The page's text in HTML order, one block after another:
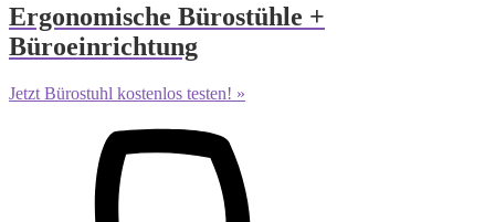
Ergonomische Bürostühle +
Büroeinrichtung
Jetzt Bürostuhl kostenlos testen! »